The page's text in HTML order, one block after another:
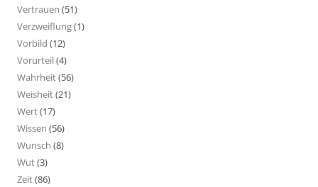
Vertrauen (51)
Verzweiflung(1)
Vorbild (12)
Vorurteil(4)
Wahrheit(56)
Weisheit(21)
Wert(17)
Wissen (56)
Wunsch (8)
Wut(3)
Zeit(86)